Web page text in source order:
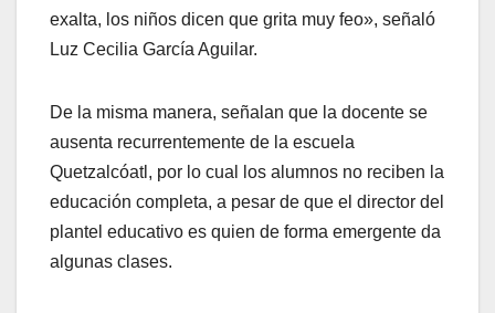
exalta, los niños dicen que grita muy feo», señaló
Luz Cecilia García Aguilar.
De la misma manera, señalan que la docente se
ausenta recurrentemente de la escuela
Quetzalcóatl, por lo cual los alumnos no reciben la
educación completa, a pesar de que el director del
plantel educativo es quien de forma emergente da
algunas clases.